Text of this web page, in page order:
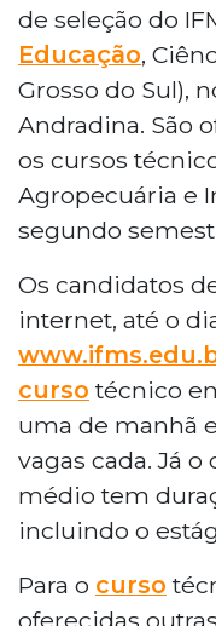
de seleção do
Educação,
Grosso do Sul),
Andradina. São
os cursos
Agropecuária e
segundo
Os candidatos
internet, até o
curso técnico
uma de manhã
vagas cada. Já
médio tem
incluindo o
Para o curso
oferecidas